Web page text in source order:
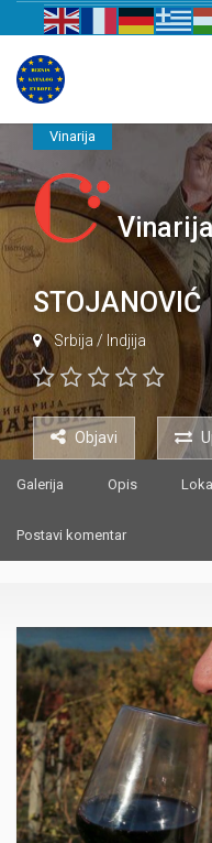
Vinarija
Vinarija
STOJANOVIĆ
Srbija / Indjija
Objavi
Galerija Opis
Postavi komentar